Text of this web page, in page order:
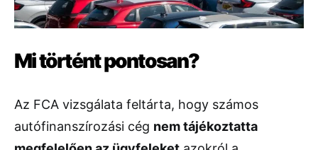
Mi történt pontosan?
Az FCA vizsgálata feltárta, hogy számos
autófinanszírozási cég nem tájékoztatta